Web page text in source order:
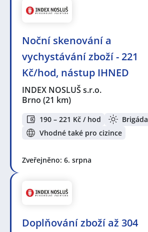
Noční skenování a
vychystávání zboží - 221
Kč/hod, nástup IHNED
INDEX NOSLUŠ s.r.o.
Brno (21 km)
190 – 221 Kč / hod
Brigáda
Vhodné také pro cizince
Zveřejněno: 6. srpna
Doplňování zboží až 304